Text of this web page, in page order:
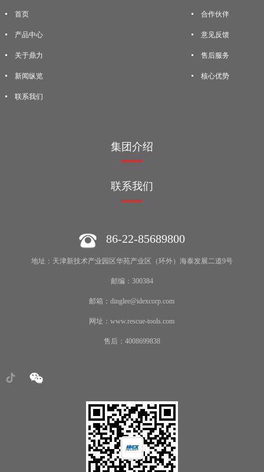
首页
产品中心
关于鼎力
新闻纵览
联系我们
合作伙伴
意见反馈
售后服务
核心优势
集团介绍
联系我们
86-22-85689800
地址：天津新技术产业园区华苑产业区（环外）海泰发展二道9号
邮编：300384
邮箱：dinglee@idexcorp.com
网址：www.rescue-tools.com
售后：4008699838